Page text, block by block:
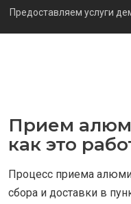
Предоставляем услуги
Прием
как это
Процесс приема
сбора и доставки в